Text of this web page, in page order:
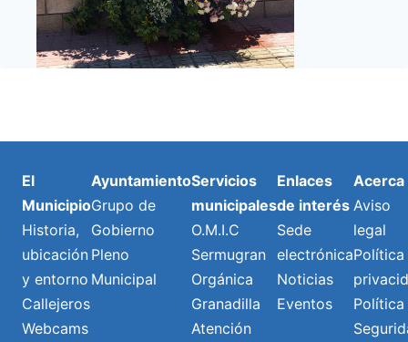
El
Municipio
Historia,
ubicación
y entorno
Callejeros
Webcams
Ayuntamiento
Grupo de
Gobierno
Pleno
Municipal
Servicios
municipales
O.M.I.C
Sermugran
Orgánica
Granadilla
Atención
Enlaces
de interés
Sede
electrónica
Noticias
Eventos
Acerca
Aviso
legal
Política
Política